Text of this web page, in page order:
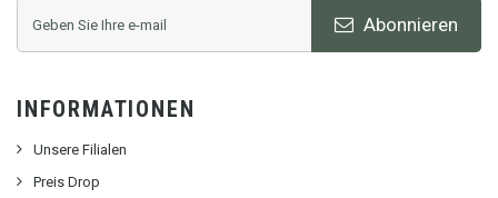
Abonnieren
INFORMATIONEN
Unsere Filialen
Preis Drop